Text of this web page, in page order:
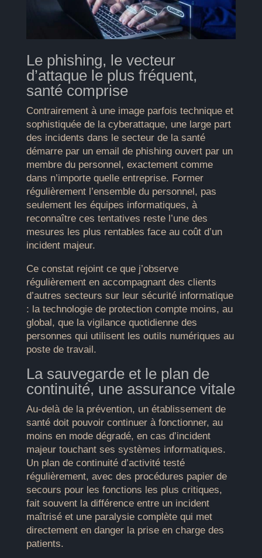
Le phishing, le vecteur
d’attaque le plus fréquent,
santé comprise
Contrairement à une image parfois technique et
sophistiquée de la cyberattaque, une large part
des incidents dans le secteur de la santé
démarre par un email de phishing ouvert par un
membre du personnel, exactement comme
dans n’importe quelle entreprise. Former
régulièrement l’ensemble du personnel, pas
seulement les équipes informatiques, à
reconnaître ces tentatives reste l’une des
mesures les plus rentables face au coût d’un
incident majeur.
Ce constat rejoint ce que j’observe
régulièrement en accompagnant des clients
d’autres secteurs sur leur sécurité informatique
: la technologie de protection compte moins, au
global, que la vigilance quotidienne des
personnes qui utilisent les outils numériques au
poste de travail.
La sauvegarde et le plan de
continuité, une assurance vitale
Au-delà de la prévention, un établissement de
santé doit pouvoir continuer à fonctionner, au
moins en mode dégradé, en cas d’incident
majeur touchant ses systèmes informatiques.
Un plan de continuité d’activité testé
régulièrement, avec des procédures papier de
secours pour les fonctions les plus critiques,
fait souvent la différence entre un incident
maîtrisé et une paralysie complète qui met
directement en danger la prise en charge des
patients.